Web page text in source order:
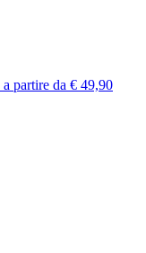
a partire da € 49,90